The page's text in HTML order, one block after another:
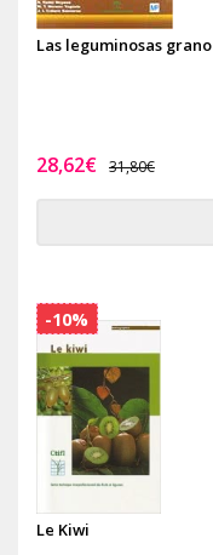
Las leguminosas
28,62€ 31,80€
Le Kiwi
-10%